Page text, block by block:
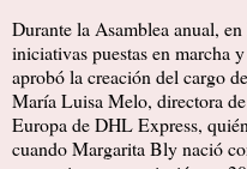
Durante la Asamblea anual,
iniciativas puestas en marcha
aprobó la creación del cargo
María Luisa Melo, directora
Europa de DHL Express,
cuando Margarita Bly nació